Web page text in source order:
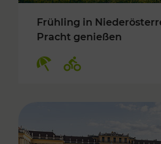
Frühling in
Pracht genießen